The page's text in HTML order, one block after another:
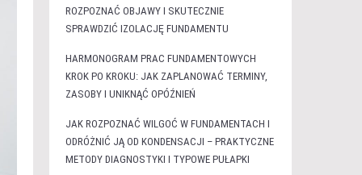
ROZPOZNAĆ OBJAWY I SKUTECZNIE
SPRAWDZIĆ IZOLACJĘ FUNDAMENTU
HARMONOGRAM PRAC FUNDAMENTOWYCH
KROK PO KROKU: JAK ZAPLANOWAĆ TERMINY,
ZASOBY I UNIKNĄĆ OPÓŹNIEŃ
JAK ROZPOZNAĆ WILGOĆ W FUNDAMENTACH I
ODRÓŻNIĆ JĄ OD KONDENSACJI – PRAKTYCZNE
METODY DIAGNOSTYKI I TYPOWE PUŁAPKI